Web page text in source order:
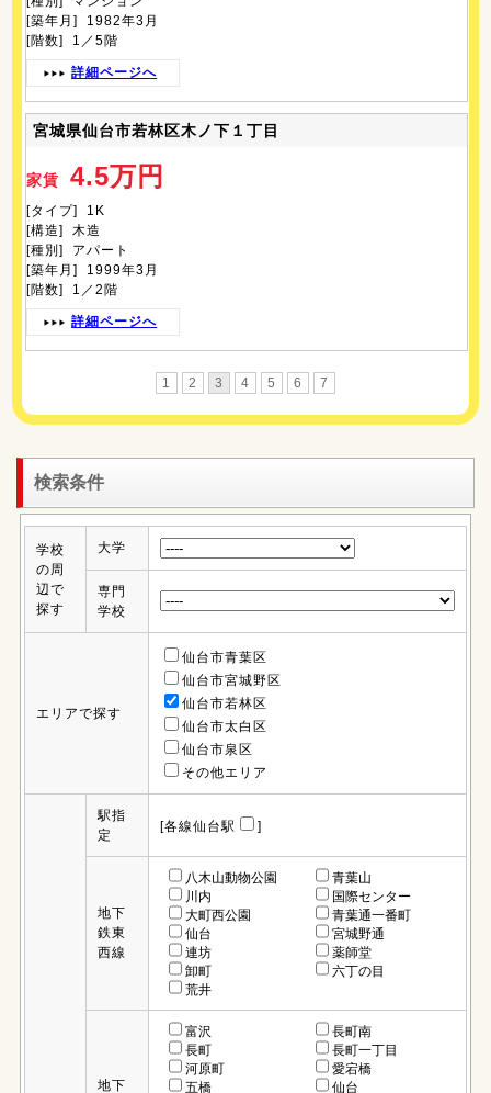
[築年月] 1982年3月
[階数] 1／5階
詳細ページへ
宮城県仙台市若林区木ノ下１丁目
家賃4.5万円
[タイプ] 1K
[構造] 木造
[種別] アパート
[築年月] 1999年3月
[階数] 1／2階
詳細ページへ
1 2 3 4 5 6 7
検索条件
学校
の周
辺で
探す
大学
専門
学校
エリアで探す
仙台市青葉区
仙台市宮城野区
仙台市若林区
仙台市太白区
仙台市泉区
その他エリア
駅指
定
[各線仙台駅 ]
地下
鉄東
西線
八木山動物公園
青葉山
川内
国際センター
大町西公園
青葉通一番町
仙台
宮城野通
連坊
薬師堂
卸町
六丁の目
荒井
地下
富沢
長町南
長町
長町一丁目
河原町
愛宕橋
五橋
仙台